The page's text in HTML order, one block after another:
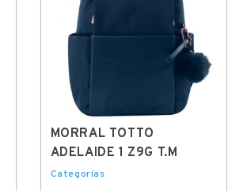
MORRAL TOTTO
ADELAIDE 1 Z9G T.M
Categorías